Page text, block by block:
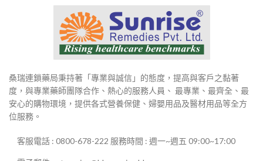
桑瑞連鎖藥局秉持著「專業與誠信」的態度，提高與客戶之黏著
度，與專業藥師團隊合作、熱心的服務人員、 最專業、最齊全、最
安心的購物環境，提供各式營養保健、婦嬰用品及醫材用品等全方
位服務。
客服電話 : 0800-678-222 服務時間 : 週一~週五 09:00~17:00